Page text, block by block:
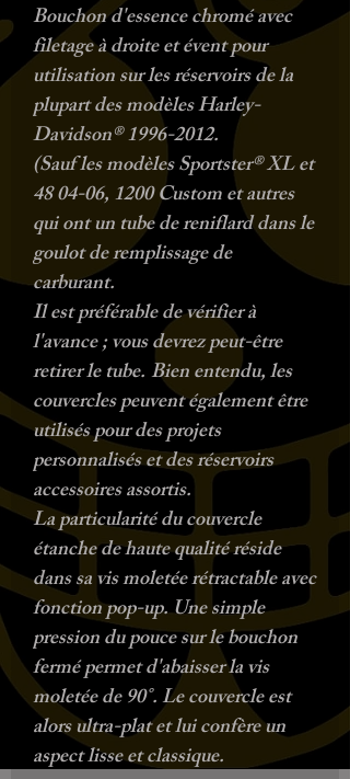
Bouchon d'essence chromé avec
filetage à droite et évent pour
utilisation sur les réservoirs de la
plupart des modèles Harley-
Davidson® 1996-2012.
(Sauf les modèles Sportster® XL et
48 04-06, 1200 Custom et autres
qui ont un tube de reniflard dans le
goulot de remplissage de
carburant.
Il est préférable de vérifier à
l'avance ; vous devrez peut-être
retirer le tube.Bien entendu, les
couvercles peuvent également être
utilisés pour des projets
personnalisés et des réservoirs
accessoires assortis.
La particularité du couvercle
étanche de haute qualité réside
dans sa vis moletée rétractable avec
fonction pop-up. Une simple
pression du pouce sur le bouchon
fermé permet d'abaisser la vis
moletée de 90°. Le couvercle est
alors ultra-plat et lui confère un
aspect lisse et classique.